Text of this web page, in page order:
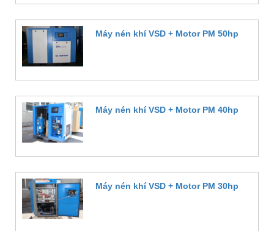
Máy nén khí VSD + Motor PM 50hp
Máy nén khí VSD + Motor PM 40hp
Máy nén khí VSD + Motor PM 30hp